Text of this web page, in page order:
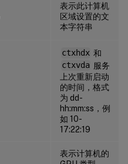
表示此计算机
区域设置的文
本字符串
ctxhdx 和
ctxvda 服务
上次重新启动
的时间，格式
为 dd-
hh:mm:ss，例
如 10-
17:22:19
表示计算机的